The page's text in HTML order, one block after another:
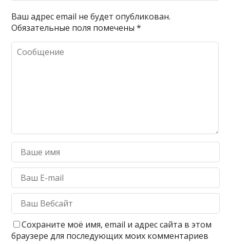
Ваш адрес email не будет опубликован.
Обязательные поля помечены*
Сохраните моё имя, email и адрес сайта в этом
браузере для последующих моих комментариев